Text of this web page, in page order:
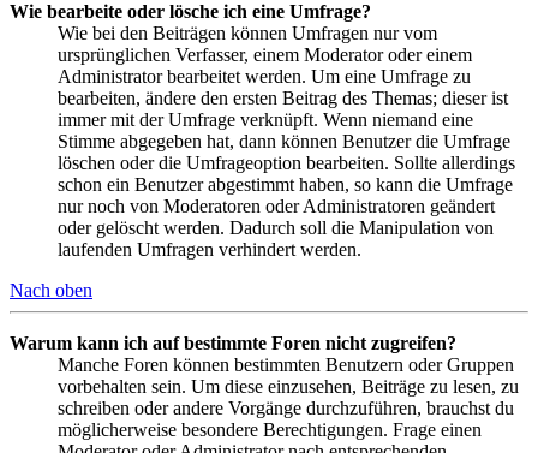
Wie bearbeite oder lösche ich eine Umfrage?
Wie bei den Beiträgen können Umfragen nur vom
ursprünglichen Verfasser, einem Moderator oder einem
Administrator bearbeitet werden. Um eine Umfrage zu
bearbeiten, ändere den ersten Beitrag des Themas; dieser ist
immer mit der Umfrage verknüpft. Wenn niemand eine
Stimme abgegeben hat, dann können Benutzer die Umfrage
löschen oder die Umfrageoption bearbeiten. Sollte allerdings
schon ein Benutzer abgestimmt haben, so kann die Umfrage
nur noch von Moderatoren oder Administratoren geändert
oder gelöscht werden. Dadurch soll die Manipulation von
laufenden Umfragen verhindert werden.
Nach oben
Warum kann ich auf bestimmte Foren nicht zugreifen?
Manche Foren können bestimmten Benutzern oder Gruppen
vorbehalten sein. Um diese einzusehen, Beiträge zu lesen, zu
schreiben oder andere Vorgänge durchzuführen, brauchst du
möglicherweise besondere Berechtigungen. Frage einen